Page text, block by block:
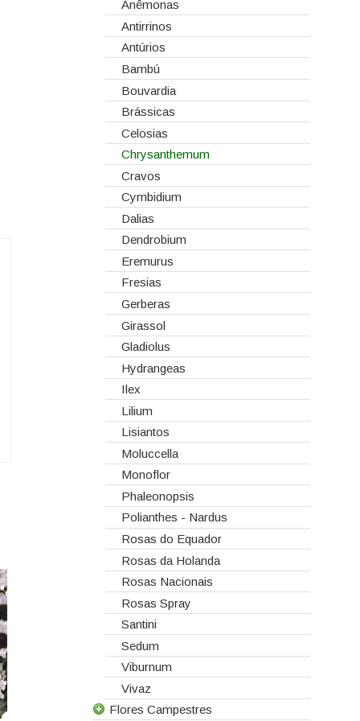
Corantes
Embalagens
Esponjas
Estruturas
Fitas
Gaiolas
Lanternas
Madeiras
Spray
Tabuleiros/Bases
Telas/Tecidos
Vidros
Dia dos Namorados
Natal
Anêmonas
Antirrinos
Antúrios
Bambú
Bouvardia
Brássicas
Celosias
Chrysanthemum
Cravos
Cymbidium
Dalias
Dendrobium
Eremurus
Fresias
Gerberas
Girassol
Gladiolus
Hydrangeas
Ilex
Lilium
Lisiantos
Moluccella
Monoflor
Phaleonopsis
Polianthes - Nardus
Rosas do Equador
Rosas da Holanda
Rosas Nacionais
Rosas Spray
Santini
Sedum
Viburnum
Vivaz
Flores Campestres